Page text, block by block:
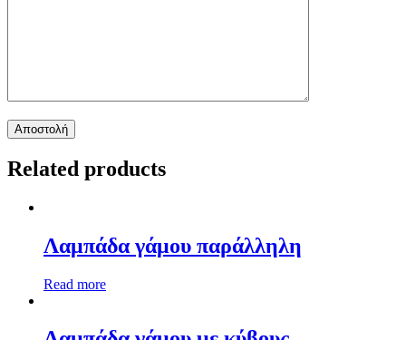
Related products
Λαμπάδα γάμου παράλληλη
Read more